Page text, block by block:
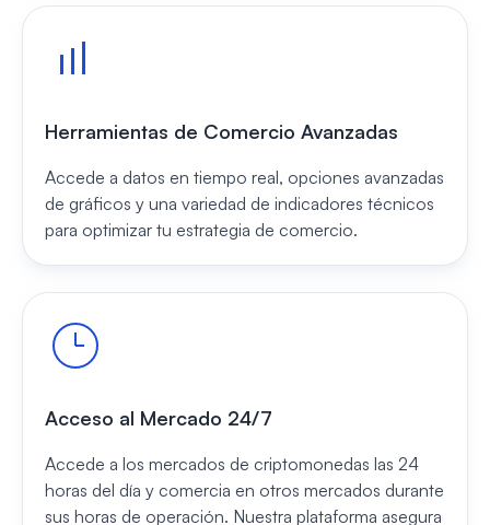
Herramientas de Comercio Avanzadas
Accede a datos en tiempo real, opciones avanzadas
de gráficos y una variedad de indicadores técnicos
para optimizar tu estrategia de comercio.
Acceso al Mercado 24/7
Accede a los mercados de criptomonedas las 24
horas del día y comercia en otros mercados durante
sus horas de operación. Nuestra plataforma asegura